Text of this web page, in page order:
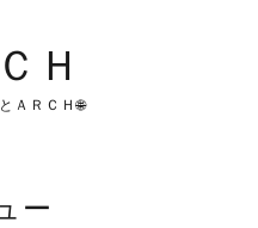
Ｈ
ＡＲＣＨ🌐
ー